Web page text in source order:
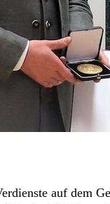
auf dem